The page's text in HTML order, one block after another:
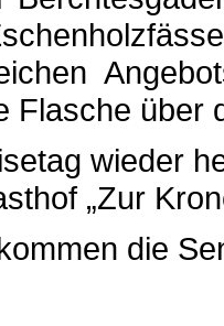
Flasche über
wieder
„Zur
die